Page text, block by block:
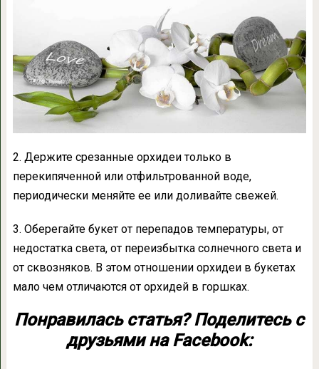
2. Держите срезанные орхидеи только в
перекипяченной или отфильтрованной воде,
периодически меняйте ее или доливайте свежей.
3. Оберегайте букет от перепадов температуры, от
недостатка света, от переизбытка солнечного света и
от сквозняков. В этом отношении орхидеи в букетах
мало чем отличаются от орхидей в горшках.
Понравилась статья? Поделитесь с
друзьями на Facebook: